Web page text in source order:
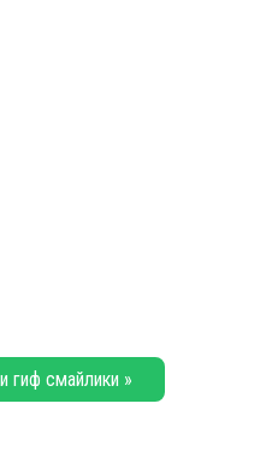
гиф смайлики »